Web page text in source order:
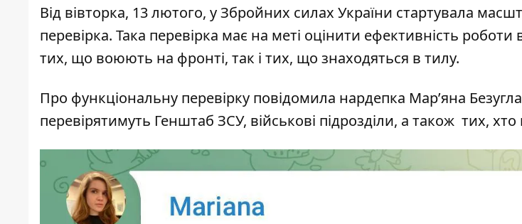
Від вівторка, 13 лютого, уЗбройних силах України стартувала
перевірка. Така перевірка має на меті оцінити ефективність роботи
тих, що воюють на фронті, так і тих, що знаходяться в тилу.
Про функціональну перевірку повідомила нардепка Мар’яна
перевірятимуть Генштаб ЗСУ, військові підрозділи, а також тих, хто